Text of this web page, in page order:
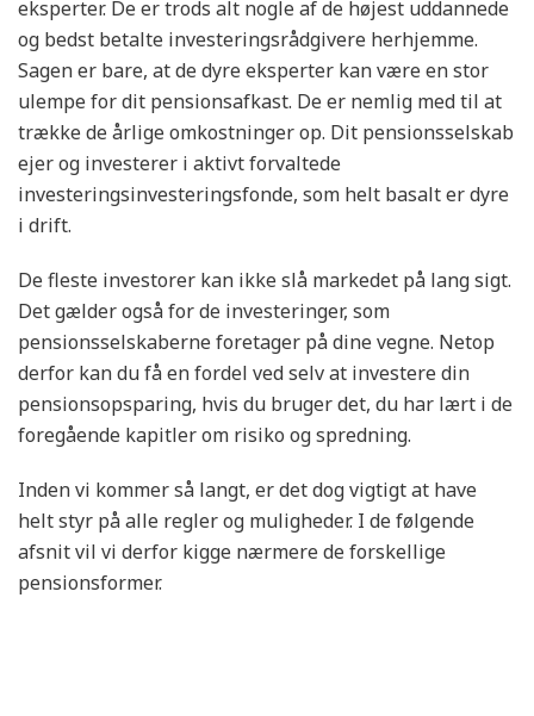
eksperter. De er trods alt nogle af de højest uddannede
og bedst betalte investeringsrådgivere herhjemme.
Sagen er bare, at de dyre eksperter kan være en stor
ulempe for dit pensionsafkast. De er nemlig med til at
trække de årlige omkostninger op. Dit pensionsselskab
ejer og investerer i aktivt forvaltede
investeringsinvesteringsfonde, som helt basalt er dyre
i drift.
De fleste investorer kan ikke slå markedet på lang sigt.
Det gælder også for de investeringer, som
pensionsselskaberne foretager på dine vegne. Netop
derfor kan du få en fordel ved selv at investere din
pensionsopsparing, hvis du bruger det, du har lært i de
foregående kapitler om risiko og spredning.
Inden vi kommer så langt, er det dog vigtigt at have
helt styr på alle regler og muligheder. I de følgende
afsnit vil vi derfor kigge nærmere de forskellige
pensionsformer.